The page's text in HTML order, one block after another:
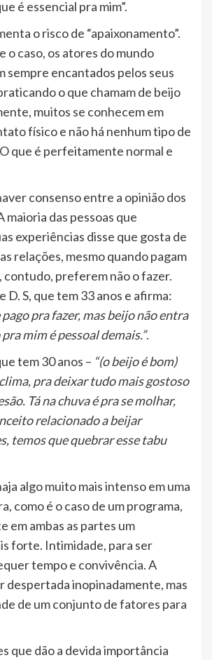
é essencial pra mim”.
o risco de “apaixonamento”.
o caso, os atores do mundo
sempre encantados pelos seus
o que chamam de beijo
muitos se conhecem em
físico e não há nenhum tipo de
que é perfeitamente normal e
consenso entre a opinião dos
das pessoas que
experiências disse que gosta de
relações, mesmo quando pagam
contudo, preferem não o fazer.
D. S, que tem 33 anos e afirma:
pago pra fazer, mas beijo não entra
mim é pessoal demais.”.
tem 30 anos – “(o beijo é bom)
pra deixar tudo mais gostoso
Tá na chuva é pra se molhar,
relacionado a beijar
temos que quebrar esse tabu
algo muito mais intenso em uma
como é o caso de um programa,
em ambas as partes um
forte. Intimidade, para ser
tempo e convivência. A
despertada inopinadamente, mas
de um conjunto de fatores para
que dão a devida importância